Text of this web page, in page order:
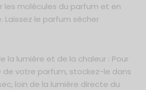
les molécules du parfum et en
Laissez le parfum sécher
la lumière et de la chaleur : Pour
de votre parfum, stockez-le dans
loin de la lumière directe du